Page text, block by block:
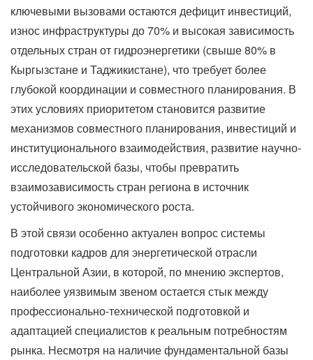
ключевыми вызовами остаются дефицит инвестиций,
износ инфраструктуры до 70% и высокая зависимость
отдельных стран от гидроэнергетики (свыше 80% в
Кыргызстане и Таджикистане), что требует более
глубокой координации и совместного планирования. В
этих условиях приоритетом становится развитие
механизмов совместного планирования, инвестиций и
институционального взаимодействия, развитие научно-
исследовательской базы, чтобы превратить
взаимозависимость стран региона в источник
устойчивого экономического роста.
В этой связи особенно актуален вопрос системы
подготовки кадров для энергетической отрасли
Центральной Азии, в которой, по мнению экспертов,
наиболее уязвимым звеном остается стык между
профессионально-технической подготовкой и
адаптацией специалистов к реальным потребностям
рынка. Несмотря на наличие фундаментальной базы